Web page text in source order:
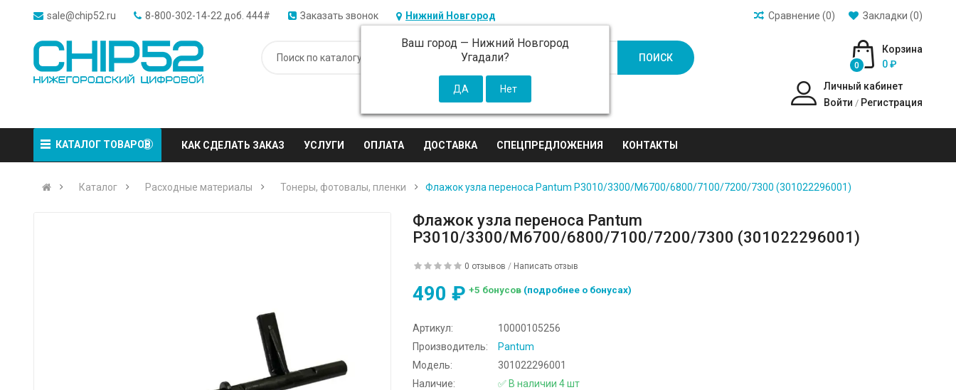
sale@chip52.ru 8-800-302-14-22 доб. 444# Заказать звонок Нижний Новгород
Ваш город — Нижний Новгород
Угадали?
Закладки (0)
Сравнение (0)
ПОИСК
Корзина
0
0 ₽
Личный кабинет
Войти / Регистрация
КАТАЛОГ ТОВАРОВ КАК СДЕЛАТЬ ЗАКАЗ УСЛУГИ ОПЛАТА ДОСТАВКА СПЕЦПРЕДЛОЖЕНИЯ КОНТАКТЫ
Каталог Расходные материалы Тонеры, фотовалы, пленки Флажок узла переноса Pantum P3010/3300/M6700/6800/7100/7200/7300 (301022296001)
Флажок узла переноса Pantum
P3010/3300/M6700/6800/7100/7200/7300 (301022296001)
0 отзывов / Написать отзыв
490 ₽ +5 бонусов (подробнее о бонусах)
Артикул:
10000105256
Производитель:
Pantum
Модель:
301022296001
Наличие:
✅ В наличии 4 шт